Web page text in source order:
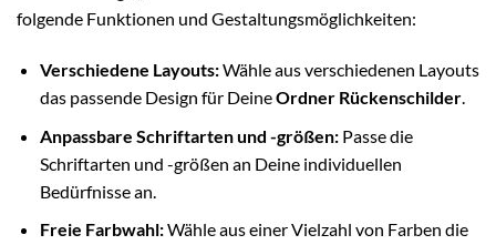
folgende Funktionen und Gestaltungsmöglichkeiten:
Verschiedene Layouts:Wähle aus verschiedenen Layouts
das passende Design für DeineOrdner Rückenschilder.
Anpassbare Schriftarten und -größen:Passe die
Schriftarten und -größen an Deine individuellen
Bedürfnisse an.
Freie Farbwahl:Wähle aus einer Vielzahl von Farben die